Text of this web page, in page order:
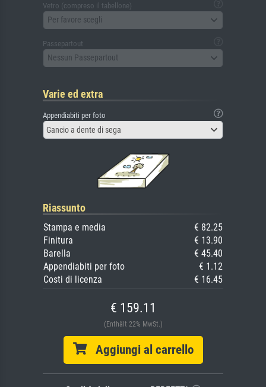
Vetro (compreso il tabellone)
Per favore scegli
Passepartout
Nessun Passepartout
Varie ed extra
Appendiabiti per foto
Gancio a dente di sega
Riassunto
Stampa e media
€ 82.25
Finitura
€ 13.90
Barella
€ 45.40
Appendiabiti per foto
€ 1.12
Costi di licenza
€ 16.45
€ 159.11
(Enthält 22% MwSt.)
Aggiungi al carrello